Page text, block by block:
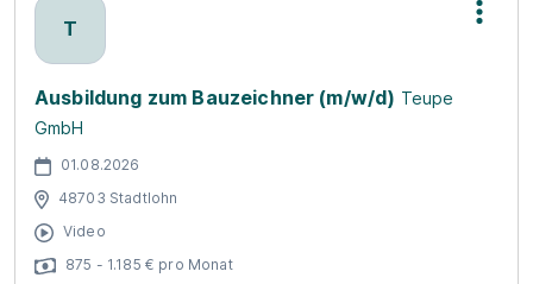
T
Ausbildung zum Bauzeichner (m/w/d) Teupe
GmbH
01.08.2026
48703 Stadtlohn
Video
875 - 1.185 € pro Monat